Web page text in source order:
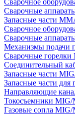
Сварочное
Сварочные
Запасные части
Сварочное
Сварочные
Механизмы подачи
Сварочные
Соединительный
Запасные части
Запасные части
Направляющие
Токосъемники
Газовые сопла